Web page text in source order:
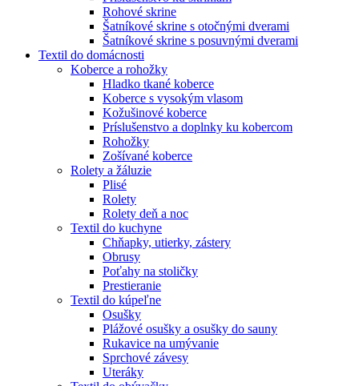
Rohové skrine
Šatníkové skrine s otočnými dverami
Šatníkové skrine s posuvnými dverami
Textil do domácnosti
Koberce a rohožky
Hladko tkané koberce
Koberce s vysokým vlasom
Kožušinové koberce
Príslušenstvo a doplnky ku kobercom
Rohožky
Zošívané koberce
Rolety a žáluzie
Plisé
Rolety
Rolety deň a noc
Textil do kuchyne
Chňapky, utierky, zástery
Obrusy
Poťahy na stoličky
Prestieranie
Textil do kúpeľne
Osušky
Plážové osušky a osušky do sauny
Rukavice na umývanie
Sprchové závesy
Uteráky